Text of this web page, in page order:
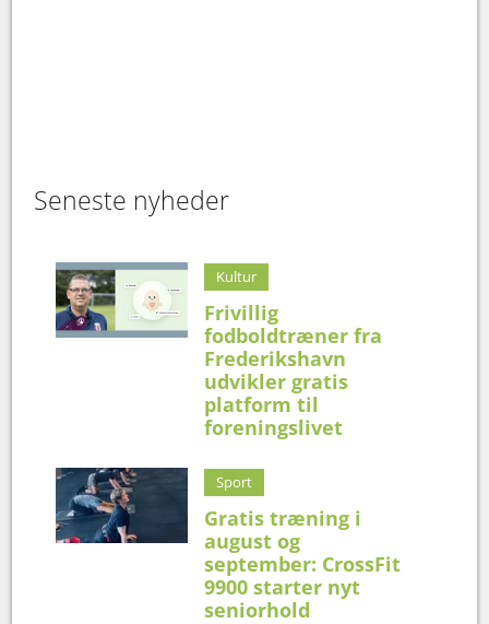
Seneste nyheder
Kultur
Frivillig
fodboldtræner fra
Frederikshavn
udvikler gratis
platform til
foreningslivet
Sport
Gratis træning i
august og
september: CrossFit
9900 starter nyt
seniorhold